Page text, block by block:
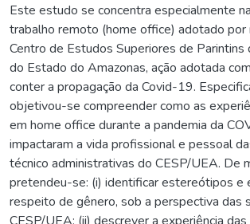
Este estudo se concentra especialmente
trabalho remoto (home office) adotado por
Centro de Estudos Superiores de Parintins
do Estado do Amazonas, ação adotada
conter a propagação da Covid-19.
objetivou-se compreender como as
em home office durante a pandemia da
impactaram a vida profissional e pessoal
técnico administrativas do CESP/UEA. De
pretendeu-se: (i) identificar estereótipos e
respeito de gênero, sob a perspectiva das